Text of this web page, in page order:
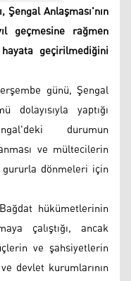
Anlaşması'nın
geçmesine rağmen
geçirilmediğini
günü, Şengal
dolayısıyla yaptığı
durumun
ve mültecilerin
gururla dönmeleri için
hükümetlerinin
çalıştığı, ancak
ve şahsiyetlerin
devlet kurumlarının